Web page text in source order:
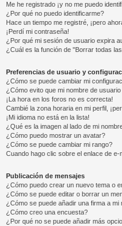
Me he registrado ¡y no me puedo
¿Por qué no puedo identificarme?
Hace un tiempo me registré, ¡pero
¡Perdí mi contraseña!
¿Por qué mi sesión de usuario expira
¿Cuál es la función de "Borrar todas
Preferencias de usuario y
¿Cómo se puede cambiar mi
¿Cómo evito que mi nombre de
¡La hora en los foros no es correcta!
Cambié la zona horaria en mi perfil,
¡Mi idioma no está en la lista!
¿Qué es la imagen al lado de mi
¿Cómo puedo mostrar un avatar?
¿Cómo se puede cambiar mi rango?
Cuando hago clic sobre el enlace de e-
Publicación de mensajes
¿Cómo puedo crear un nuevo tema o
¿Cómo se puede editar o borrar un
¿Cómo se puede añadir una firma a mi
¿Cómo creo una encuesta?
¿Por qué no se puede añadir más